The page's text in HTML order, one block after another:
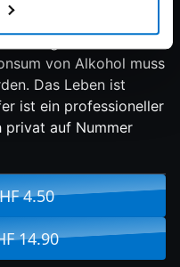
weist Spuren von Urin
von Alkohol muss
Das Leben ist
ist ein professioneller
privat auf Nummer
4.50
14.90